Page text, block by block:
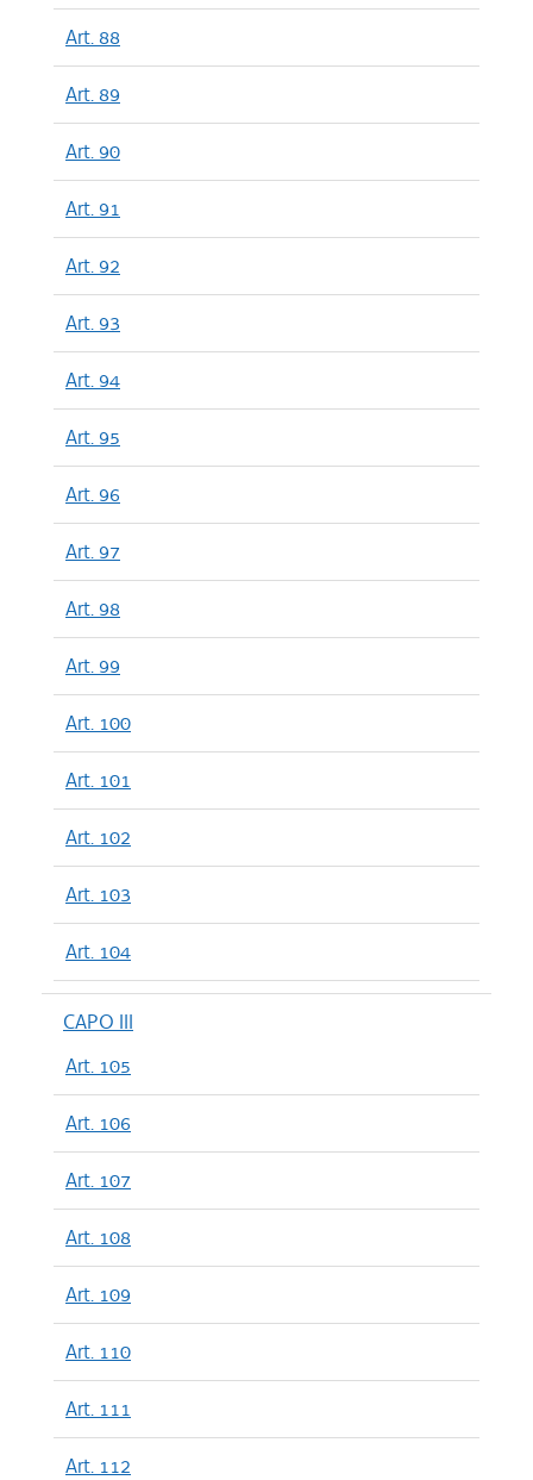
Art. 88
Art. 89
Art. 90
Art. 91
Art. 92
Art. 93
Art. 94
Art. 95
Art. 96
Art. 97
Art. 98
Art. 99
Art. 100
Art. 101
Art. 102
Art. 103
Art. 104
CAPO III
Art. 105
Art. 106
Art. 107
Art. 108
Art. 109
Art. 110
Art. 111
Art. 112